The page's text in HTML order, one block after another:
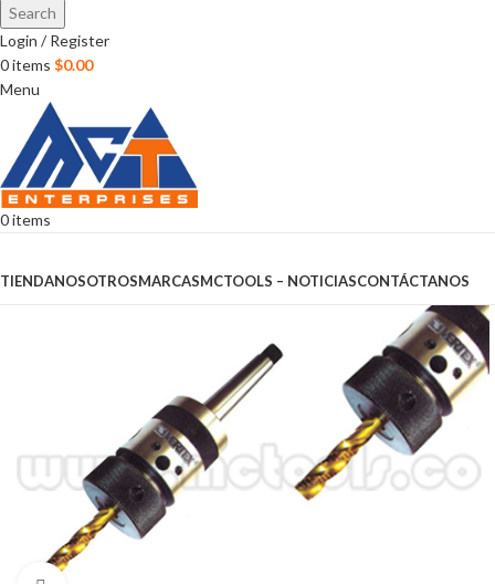
Search
Login / Register
0items $0.00
Menu
0items
TIENDANOSOTROSMARCASMCTOOLS – NOTICIASCONTÁCTANOS